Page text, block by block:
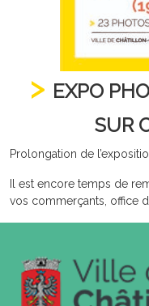
EXPO
SUR
Prolongation de
Il est encore temps de
vos commerçants, office